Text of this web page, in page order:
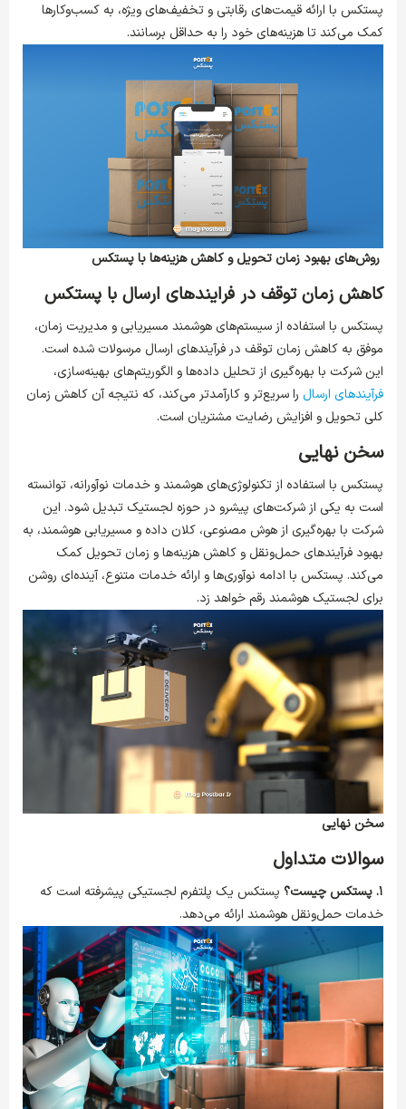
پستکس با ارائه قیمت‌های رقابتی و تخفیف‌های ویژه، به کسب‌وکارها
کمک می‌کند تا هزینه‌های خود را به حداقل برسانند.
روش‌های بهبود زمان تحویل و کاهش هزینه‌ها با پستکس
کاهش زمان توقف در فرایندهای ارسال با پستکس
پستکس با استفاده از سیستم‌های هوشمند مسیریابی و مدیریت زمان،
موفق به کاهش زمان توقف در فرآیندهای ارسال مرسولات شده است.
این شرکت با بهره‌گیری از تحلیل داده‌ها و الگوریتم‌های بهینه‌سازی،
فرآیندهای ارسال را سریع‌تر و کارآمدتر می‌کند، که نتیجه آن کاهش زمان
کلی تحویل و افزایش رضایت مشتریان است.
سخن نهایی
پستکس با استفاده از تکنولوژی‌های هوشمند و خدمات نوآورانه، توانسته
است به یکی از شرکت‌های پیشرو در حوزه لجستیک تبدیل شود. این
شرکت با بهره‌گیری از هوش مصنوعی، کلان داده و مسیریابی هوشمند، به
بهبود فرآیندهای حمل‌ونقل و کاهش هزینه‌ها و زمان تحویل کمک
می‌کند. پستکس با ادامه نوآوری‌ها و ارائه خدمات متنوع، آینده‌ای روشن
برای لجستیک هوشمند رقم خواهد زد.
سخن نهایی
سوالات متداول
۱. پستکس چیست؟
پستکس یک پلتفرم لجستیکی پیشرفته است که
خدمات حمل‌ونقل هوشمند ارائه می‌دهد.